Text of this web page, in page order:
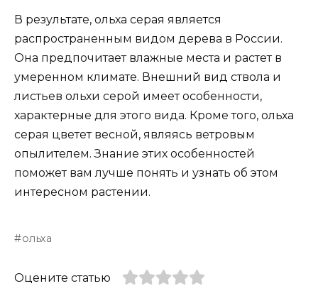
В результате, ольха серая является
распространенным видом дерева в России.
Она предпочитает влажные места и растет в
умеренном климате. Внешний вид ствола и
листьев ольхи серой имеет особенности,
характерные для этого вида. Кроме того, ольха
серая цветет весной, являясь ветровым
опылителем. Знание этих особенностей
поможет вам лучше понять и узнать об этом
интересном растении.
ольха
Оцените статью